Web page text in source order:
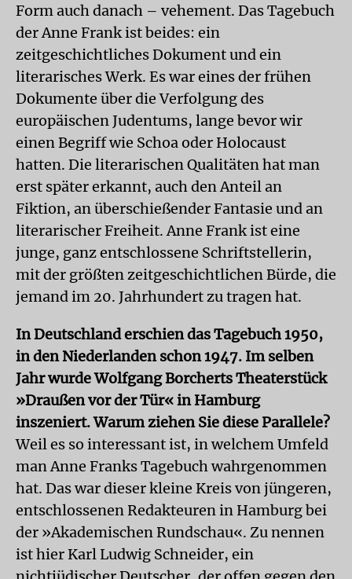
Form auch danach – vehement. Das Tagebuch
der Anne Frank ist beides: ein
zeitgeschichtliches Dokument und ein
literarisches Werk. Es war eines der frühen
Dokumente über die Verfolgung des
europäischen Judentums, lange bevor wir
einen Begriff wie Schoa oder Holocaust
hatten. Die literarischen Qualitäten hat man
erst später erkannt, auch den Anteil an
Fiktion, an überschießender Fantasie und an
literarischer Freiheit. Anne Frank ist eine
junge, ganz entschlossene Schriftstellerin,
mit der größten zeitgeschichtlichen Bürde, die
jemand im 20. Jahrhundert zu tragen hat.
In Deutschland erschien das Tagebuch 1950,
in den Niederlanden schon 1947. Im selben
Jahr wurde Wolfgang Borcherts Theaterstück
»Draußen vor der Tür« in Hamburg
inszeniert. Warum ziehen Sie diese Parallele?
Weil es so interessant ist, in welchem Umfeld
man Anne Franks Tagebuch wahrgenommen
hat. Das war dieser kleine Kreis von jüngeren,
entschlossenen Redakteuren in Hamburg bei
der »Akademischen Rundschau«. Zu nennen
ist hier Karl Ludwig Schneider, ein